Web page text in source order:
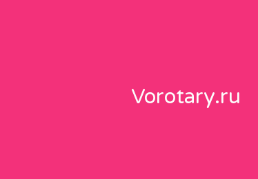
Vorotary.ru